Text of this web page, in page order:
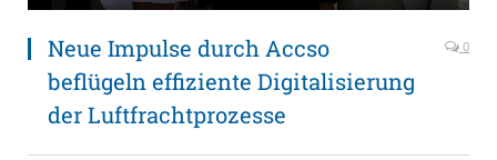
Neue Impulse durch Accso
beflügeln effiziente Digitalisierung
der Luftfrachtprozesse
0